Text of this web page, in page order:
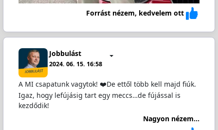
Forrást nézem, kedvelem ott
Jobbulást
2024. 06. 15. 16:58
A MI csapatunk vagytok! ❤️De ettől több kell majd fiúk.
Igaz, hogy lefújásig tart egy meccs…de fújással is
kezdődik!
Nagyon nézem...